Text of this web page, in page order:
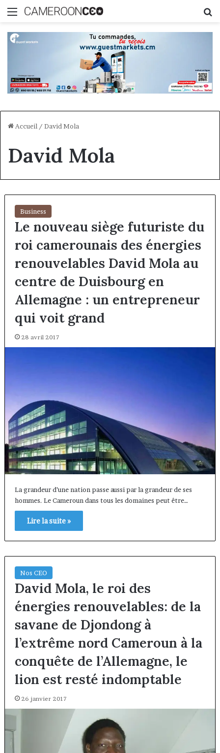
Menu
Accueil / David Mola
David Mola
Business
Le nouveau siège futuriste du
roi camerounais des énergies
renouvelables David Mola au
centre de Duisbourg en
Allemagne : un entrepreneur
qui voit grand
28 avril 2017
La grandeur d’une nation passe aussi par la grandeur de ses
hommes. Le Cameroun dans tous les domaines peut être…
Lire la suite »
Nos CEO
David Mola, le roi des
énergies renouvelables: de la
savane de Djondong à
l’extrême nord Cameroun à la
conquête de l’Allemagne, le
lion est resté indomptable
26 janvier 2017